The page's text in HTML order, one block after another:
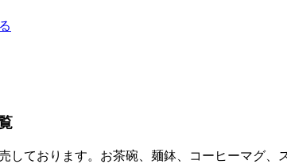
しております。お茶碗、麺鉢、コーヒーマグ